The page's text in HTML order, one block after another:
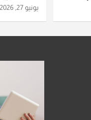
ومواقع
يونيو 27, 2026